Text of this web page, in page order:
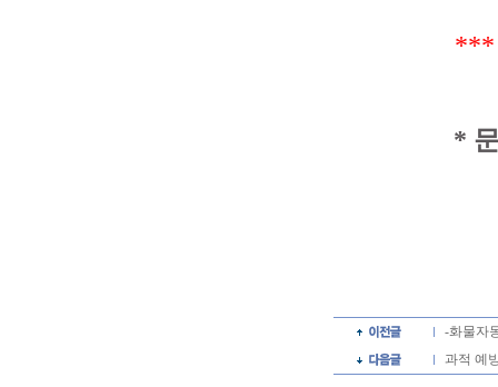
***
*
-화물자
과적 예